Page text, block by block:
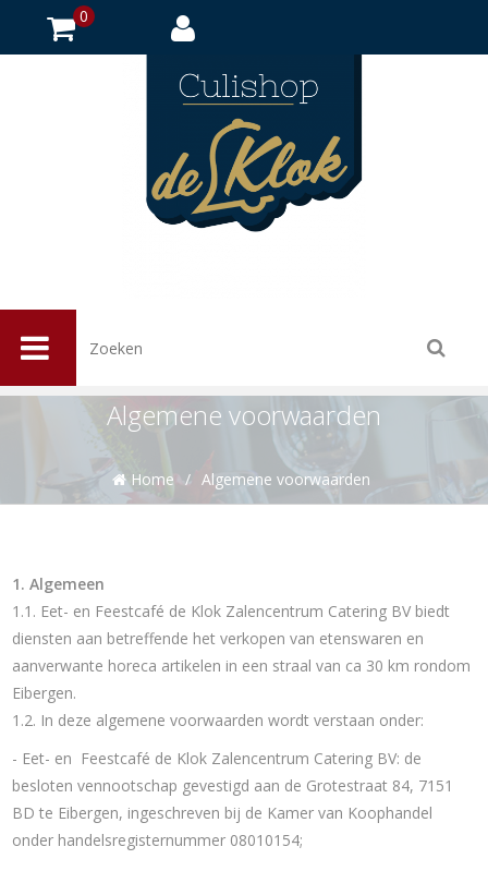
0
Algemene voorwaarden
Home / Algemene voorwaarden
1. Algemeen
1.1. Eet- en Feestcafé de Klok Zalencentrum Catering BV biedt
diensten aan betreffende het verkopen van etenswaren en
aanverwante horeca artikelen in een straal van ca 30 km rondom
Eibergen.
1.2. In deze algemene voorwaarden wordt verstaan onder:
- Eet- en Feestcafé de Klok Zalencentrum Catering BV: de
besloten vennootschap gevestigd aan de Grotestraat 84, 7151
BD te Eibergen, ingeschreven bij de Kamer van Koophandel
onder handelsregisternummer 08010154;